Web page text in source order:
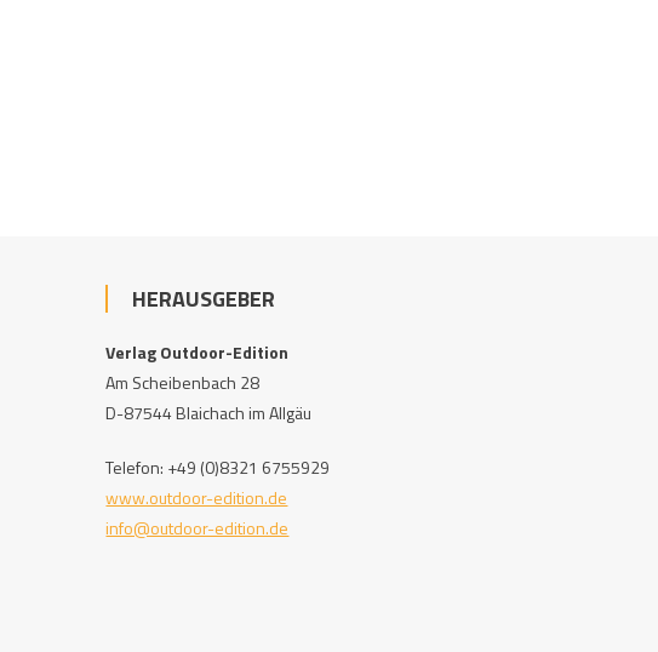
HERAUSGEBER
Verlag Outdoor-Edition
Am Scheibenbach 28
D-87544 Blaichach im Allgäu
Telefon: +49 (0)8321 6755929
www.outdoor-edition.de
info@outdoor-edition.de